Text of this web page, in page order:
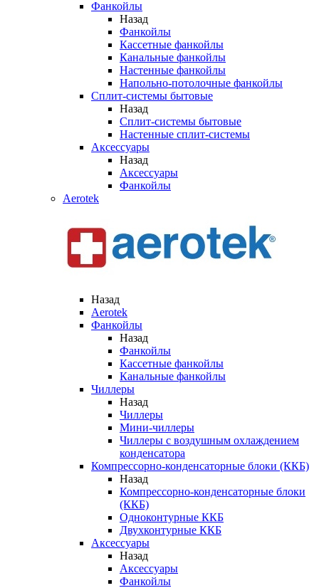
Фанкойлы
Назад
Фанкойлы
Кассетные фанкойлы
Канальные фанкойлы
Настенные фанкойлы
Напольно-потолочные фанкойлы
Сплит-системы бытовые
Назад
Сплит-системы бытовые
Настенные сплит-системы
Аксессуары
Назад
Аксессуары
Фанкойлы
Aerotek
Назад
Aerotek
Фанкойлы
Назад
Фанкойлы
Кассетные фанкойлы
Канальные фанкойлы
Чиллеры
Назад
Чиллеры
Мини-чиллеры
Чиллеры с воздушным охлаждением
конденсатора
Компрессорно-конденсаторные блоки (ККБ)
Назад
Компрессорно-конденсаторные блоки
(ККБ)
Одноконтурные ККБ
Двухконтурные ККБ
Аксессуары
Назад
Аксессуары
Фанкойлы